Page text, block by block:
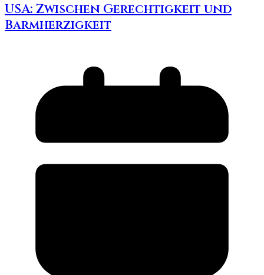
USA: Zwischen Gerechtigkeit und
Barmherzigkeit